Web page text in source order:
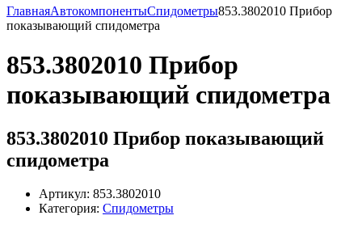
ГлавнаяАвтокомпонентыСпидометры853.3802010 Прибор
показывающий спидометра
853.3802010 Прибор
показывающий спидометра
853.3802010 Прибор показывающий
спидометра
Артикул: 853.3802010
Категория: Спидометры